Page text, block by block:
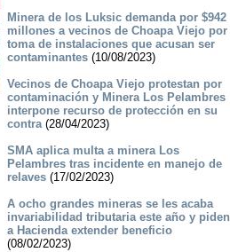
Minera de los Luksic demanda por $942
millones a vecinos de Choapa Viejo por
toma de instalaciones que acusan ser
contaminantes(10/08/2023)
Vecinos de Choapa Viejo protestan por
contaminación y Minera Los Pelambres
interpone recurso de protección en su
contra(28/04/2023)
SMA aplica multa a minera Los
Pelambres tras incidente en manejo de
relaves(17/02/2023)
A ocho grandes mineras se les acaba
invariabilidad tributaria este año y piden
a Hacienda extender beneficio
(08/02/2023)